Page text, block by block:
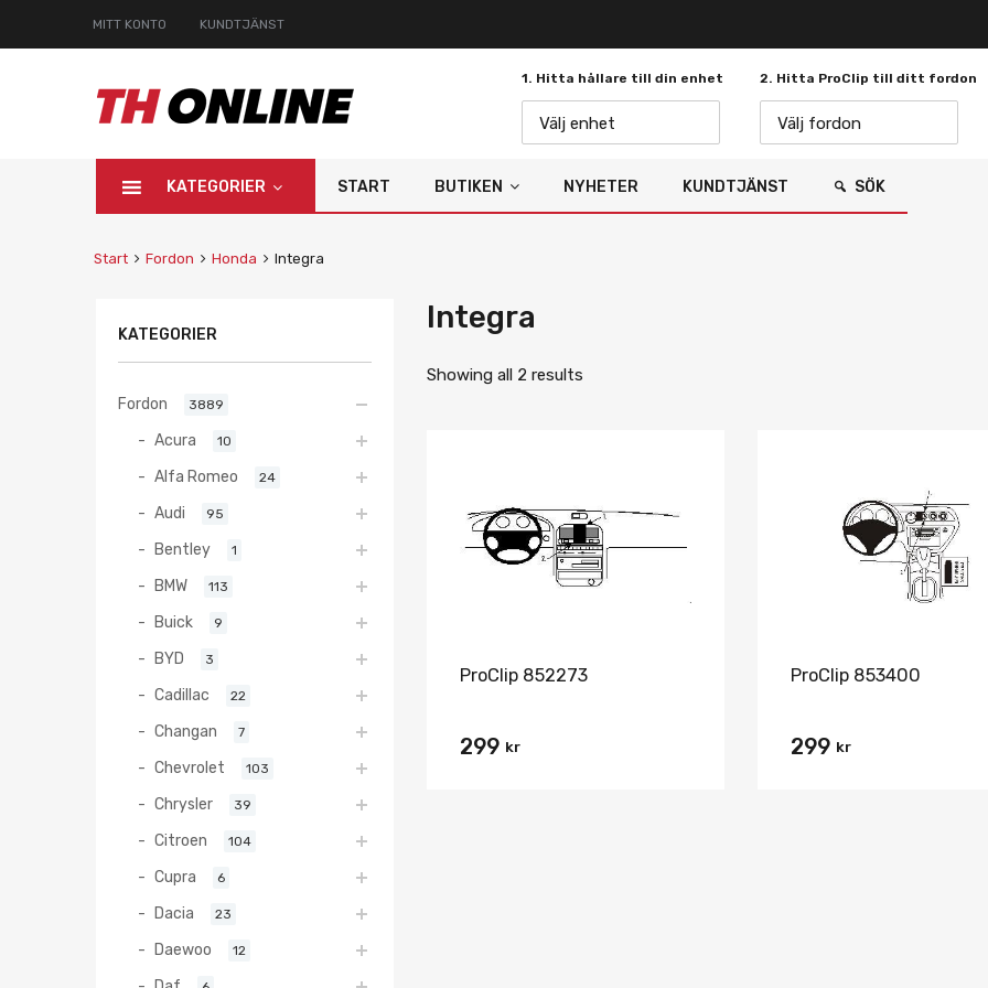
MITT KONTO KUNDTJÄNST
1. Hitta hållare till din enhet
Välj enhet
2. Hitta ProClip till ditt fordon
Välj fordon
KATEGORIER START BUTIKEN NYHETER KUNDTJÄNST SÖK
Start Fordon Honda Integra
Integra
Showing all 2 results
ProClip 852273
299 kr
ProClip 853400
299 kr
KATEGORIER
Fordon 3889
Acura 10
Alfa Romeo 24
Audi 95
Bentley 1
BMW 113
Buick 9
BYD 3
Cadillac 22
Changan 7
Chevrolet 103
Chrysler 39
Citroen 104
Cupra 6
Dacia 23
Daewoo 12